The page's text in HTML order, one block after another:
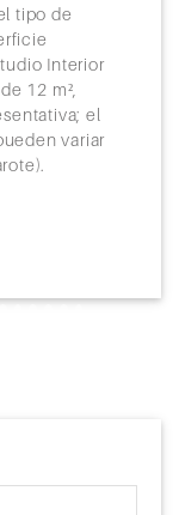
tipo de
Interior
12 m²,
el
variar